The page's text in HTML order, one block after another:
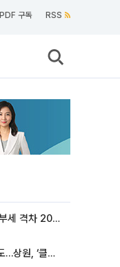
구독 RSS
종부세 개편에도…1·3주택 종부세 격차 2028년부터 확대
미국, 가상자산 포괄 규제 속도…상원, ‘클래리티법’ 9월 절차투표 추진